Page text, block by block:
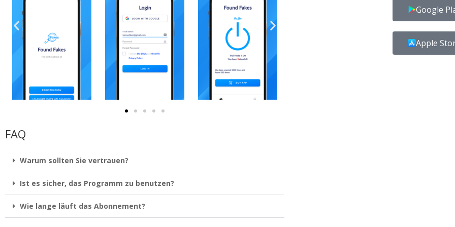
Google
Apple
FAQ
Warum sollten Sie vertrauen?
Ist es sicher, das Programm zu benutzen?
Wie lange läuft das Abonnement?